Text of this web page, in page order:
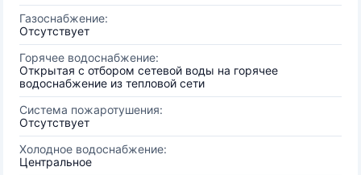
Газоснабжение:
Отсутствует
Горячее водоснабжение:
Открытая с отбором сетевой воды на горячее
водоснабжение из тепловой сети
Система пожаротушения:
Отсутствует
Холодное водоснабжение:
Центральное